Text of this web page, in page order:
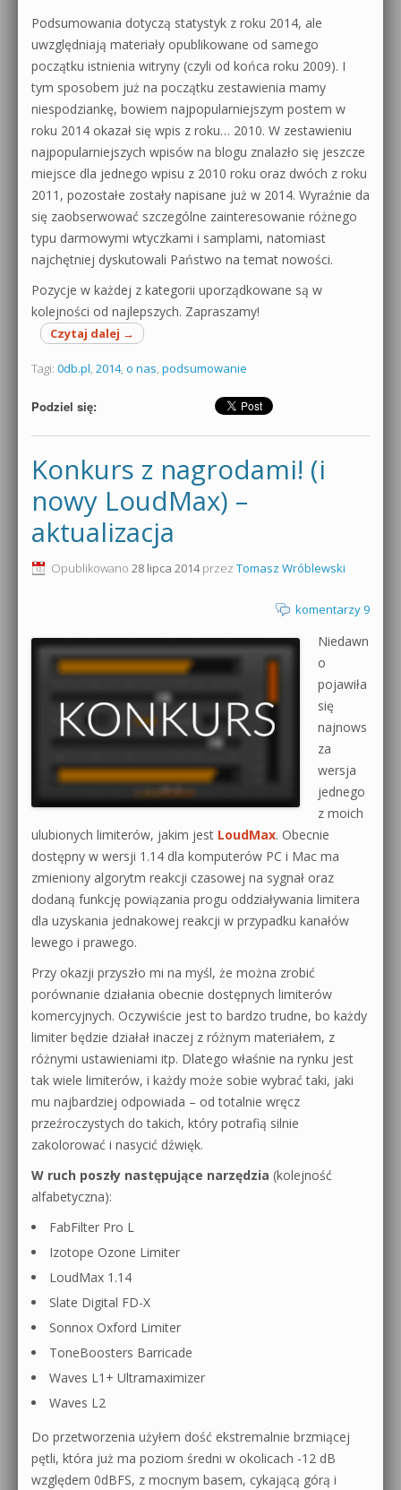
Podsumowania dotyczą statystyk z roku 2014, ale
uwzględniają materiały opublikowane od samego
początku istnienia witryny (czyli od końca roku 2009). I
tym sposobem już na początku zestawienia mamy
niespodziankę, bowiem najpopularniejszym postem w
roku 2014 okazał się wpis z roku… 2010. W zestawieniu
najpopularniejszych wpisów na blogu znalazło się jeszcze
miejsce dla jednego wpisu z 2010 roku oraz dwóch z roku
2011, pozostałe zostały napisane już w 2014. Wyraźnie da
się zaobserwować szczególne zainteresowanie różnego
typu darmowymi wtyczkami i samplami, natomiast
najchętniej dyskutowali Państwo na temat nowości.
Pozycje w każdej z kategorii uporządkowane są w
kolejności od najlepszych. Zapraszamy!
Czytaj dalej →
Tagi: 0db.pl, 2014, o nas, podsumowanie
Podziel się:
Konkurs z nagrodami! (i
nowy LoudMax) –
aktualizacja
Opublikowano 28 lipca 2014przez Tomasz Wróblewski
komentarzy 9
Niedawn
o
pojawiła
się
najnows
za
wersja
jednego
z moich
ulubionych limiterów, jakim jest LoudMax. Obecnie
dostępny w wersji 1.14 dla komputerów PC i Mac ma
zmieniony algorytm reakcji czasowej na sygnał oraz
dodaną funkcję powiązania progu oddziaływania limitera
dla uzyskania jednakowej reakcji w przypadku kanałów
lewego i prawego.
Przy okazji przyszło mi na myśl, że można zrobić
porównanie działania obecnie dostępnych limiterów
komercyjnych. Oczywiście jest to bardzo trudne, bo każdy
limiter będzie działał inaczej z różnym materiałem, z
różnymi ustawieniami itp. Dlatego właśnie na rynku jest
tak wiele limiterów, i każdy może sobie wybrać taki, jaki
mu najbardziej odpowiada – od totalnie wręcz
przeźroczystych do takich, który potrafią silnie
zakolorować i nasycić dźwięk.
W ruch poszły następujące narzędzia (kolejność
alfabetyczna):
FabFilter Pro L
Izotope Ozone Limiter
LoudMax 1.14
Slate Digital FD-X
Sonnox Oxford Limiter
ToneBoosters Barricade
Waves L1+ Ultramaximizer
Waves L2
Do przetworzenia użyłem dość ekstremalnie brzmiącej
pętli, która już ma poziom średni w okolicach -12 dB
względem 0dBFS, z mocnym basem, cykającą górą i